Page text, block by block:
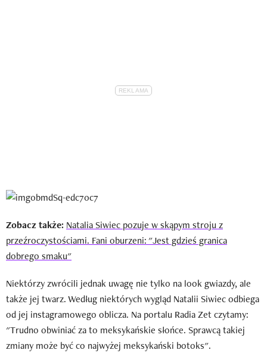
Zobacz także: Natalia Siwiec pozuje w skąpym stroju z
przeźroczystościami. Fani oburzeni: "Jest gdzieś granica
dobrego smaku"
Niektórzy zwrócili jednak uwagę nie tylko na look gwiazdy, ale
także jej twarz. Według niektórych wygląd Natalii Siwiec odbiega
od jej instagramowego oblicza. Na portalu Radia Zet czytamy:
"Trudno obwiniać za to meksykańskie słońce. Sprawcą takiej
zmiany może być co najwyżej meksykański botoks".